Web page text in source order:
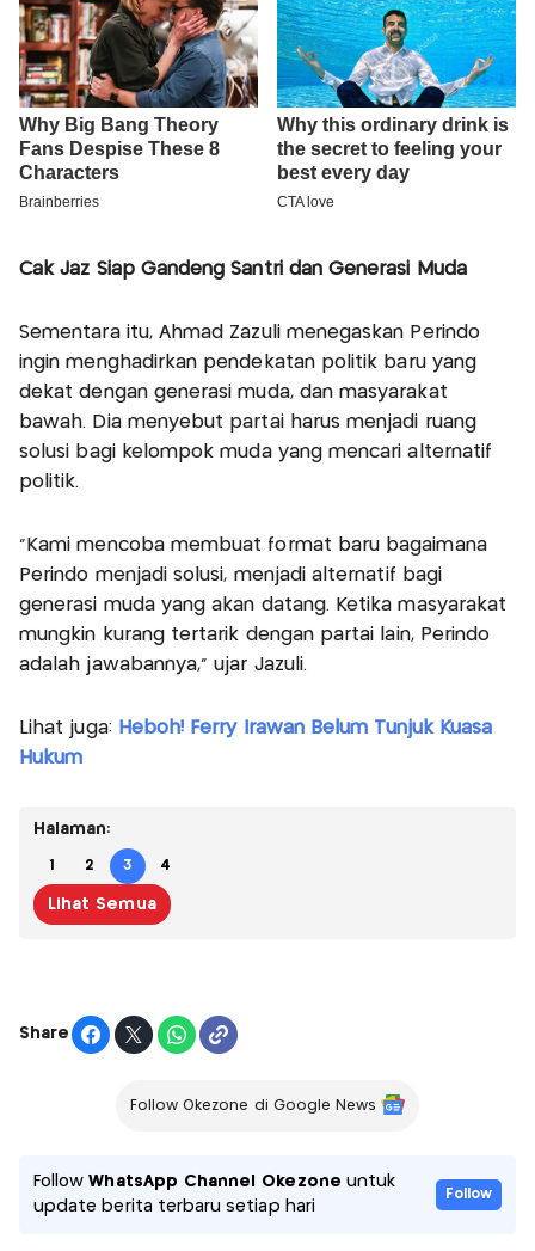
Cak Jaz Siap Gandeng Santri dan Generasi Muda
Sementara itu, Ahmad Zazuli menegaskan Perindo
ingin menghadirkan pendekatan politik baru yang
dekat dengan generasi muda, dan masyarakat
bawah. Dia menyebut partai harus menjadi ruang
solusi bagi kelompok muda yang mencari alternatif
politik.
“Kami mencoba membuat format baru bagaimana
Perindo menjadi solusi, menjadi alternatif bagi
generasi muda yang akan datang. Ketika masyarakat
mungkin kurang tertarik dengan partai lain, Perindo
adalah jawabannya,” ujar Jazuli.
Lihat juga: Heboh! Ferry Irawan Belum Tunjuk Kuasa
Hukum
Halaman:
1 2 3 4
Lihat Semua
Share
Follow Okezone di Google News
FollowWhatsApp Channel Okezone untuk
update berita terbaru setiap hari
Follow